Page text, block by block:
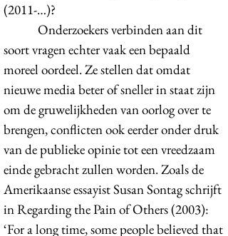
(2011-…)?
Onderzoekers verbinden aan dit
soort vragen echter vaak een bepaald
moreel oordeel. Ze stellen dat omdat
nieuwe media beter of sneller in staat zijn
om de gruwelijkheden van oorlog over te
brengen, conflicten ook eerder onder druk
van de publieke opinie tot een vreedzaam
einde gebracht zullen worden. Zoals de
Amerikaanse essayist Susan Sontag schrijft
in Regarding the Pain of Others (2003):
‘For a long time, some people believed that